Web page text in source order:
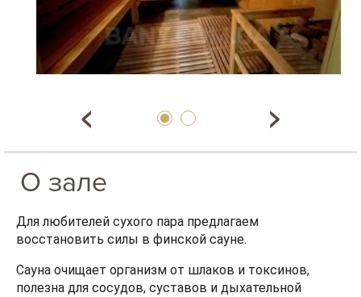
О зале
Для любителей сухого пара предлагаем
восстановить силы в финской сауне.
Сауна очищает организм от шлаков и токсинов,
полезна для сосудов, суставов и дыхательной